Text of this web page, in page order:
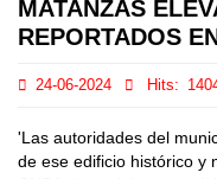
MATANZAS
REPORTADOS
24-06-2024 Hits:
'Las autoridades del
de ese edificio histórico y